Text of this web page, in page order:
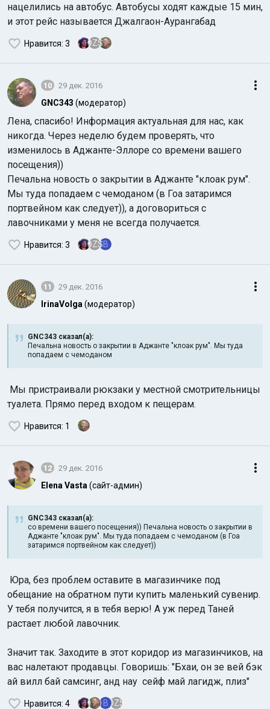
нацелились на автобус. Автобусы ходят каждые 15 мин,
и этот рейс называется Джалгаон-Аурангабад
Нравится: 3 OZS
10 29 дек. 2016
GNC343 (модератор)
Лена, спасибо! Информация актуальная для нас, как
никогда. Через неделю будем проверять, что
изменилось в Аджанте-Эллоре со времени вашего
посещения))
Печальна новость о закрытии в Аджанте "клоак рум".
Мы туда попадаем с чемоданом (в Гоа затаримся
портвейном как следует)), а договориться с
лавочниками у меня не всегда получается.
Нравится: 3 OZSB
11 29 дек. 2016
IrinaVolga (модератор)
GNC343 сказал(а):
Печальна новость о закрытии в Аджанте "клоак рум". Мы туда
попадаем с чемоданом
Мы пристраивали рюкзаки у местной смотрительницы
туалета. Прямо перед входом к пещерам.
Нравится: 1
12 29 дек. 2016
Elena Vasta (сайт-админ)
GNC343 сказал(а):
со времени вашего посещения)) Печальна новость о закрытии в
Аджанте "клоак рум". Мы туда попадаем с чемоданом (в Гоа
затаримся портвейном как следует))
Юра, без проблем оставите в магазинчике под
обещание на обратном пути купить маленький сувенир.
У тебя получится, я в тебя верю! А уж перед Таней
растает любой лавочник.
Значит так. Заходите в этот коридор из магазинчиков, на
вас налетают продавцы. Говоришь: "Бхаи, он зе вей бэк
ай вилл бай самсинг, анд нау сейф май лагидж, плиз"
Нравится: 4 B OZS